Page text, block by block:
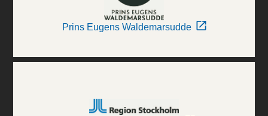
Prins Eugens Waldemarsudde